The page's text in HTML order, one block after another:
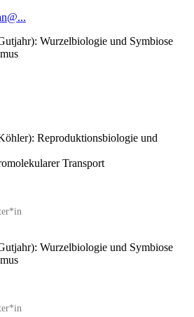
Wurzelbiologie und Symbiose
Reproduktionsbiologie und
Transport
Wurzelbiologie und Symbiose